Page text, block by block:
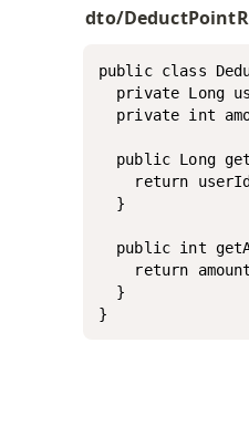
dto/
public class
private Long
private int
public Long
return
  }
public int
return
  }
}